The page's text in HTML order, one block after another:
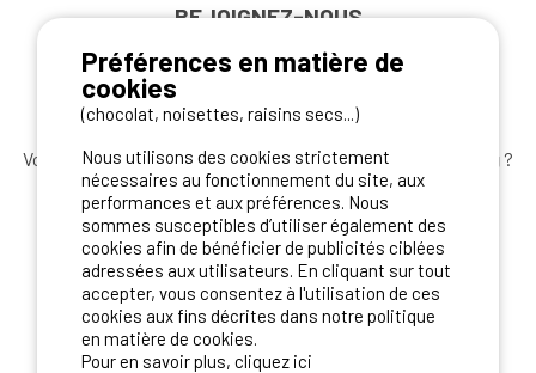
REJOIGNEZ-NOUS
Vous souhaitez bénéficier desmeilleures offres camping ?
Abonnez-vous à la newsletterdès aujourd'hui
S'ABONNER
NOS PARTENAIRES
Préférences en matière de
cookies
(chocolat, noisettes, raisins secs...)
Nous utilisons des cookies strictement
nécessaires au fonctionnement du site, aux
performances et aux préférences. Nous
sommes susceptibles d’utiliser également des
cookies afin de bénéficier de publicités ciblées
adressées aux utilisateurs. En cliquant sur tout
accepter, vous consentez à l'utilisation de ces
cookies aux fins décrites dans notre politique
en matière de cookies.
Pour en savoir plus, cliquez ici